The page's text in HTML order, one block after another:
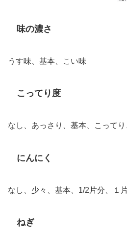
味の濃さ
うす味、基本、こい味
こってり度
なし、あっさり、基本、こってり
にんにく
なし、少々、基本、1/2片分、１
ねぎ